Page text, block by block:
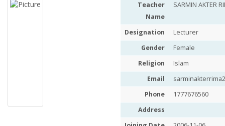
Teacher
Name
SARMIN AKTER
Designation
Lecturer
Gender
Female
Religion
Islam
Email
Phone
1777676560
Address